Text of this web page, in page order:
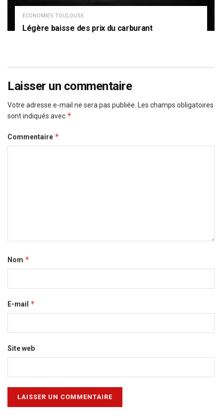
ECONOMIES TOULOUSE
Légère baisse des prix du carburant
Laisser un commentaire
Votre adresse e-mail ne sera pas publiée. Les champs obligatoires
sont indiqués avec *
Commentaire *
Nom *
E-mail *
Site web